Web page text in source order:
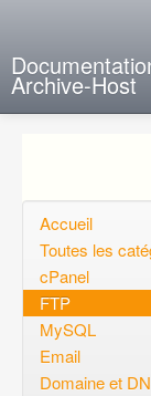
Archive-Host
Questions
Voulez-vous
Connexion
Accueil
Toutes les
cPanel
FTP
MySQL
Email
Domaine et